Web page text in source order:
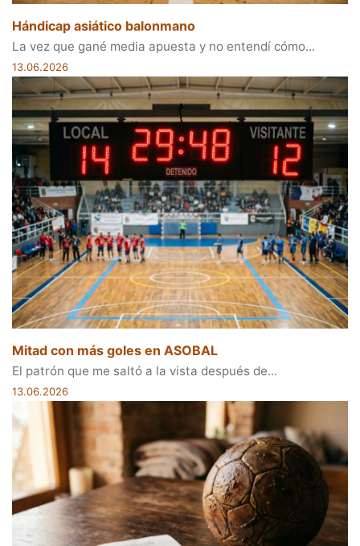
Hándicap asiático balonmano
La vez que gané media apuesta y no entendí cómo...
13.06.2026
Mitad con más goles en ASOBAL
El patrón que me saltó a la vista después de...
13.06.2026